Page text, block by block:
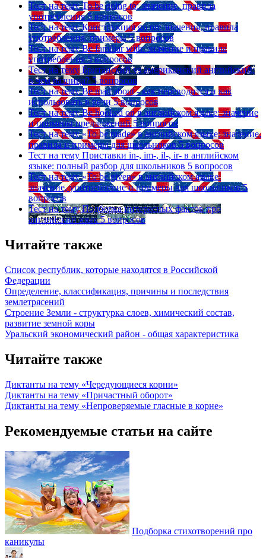
Тест на тему To be going to: значение, правила
употребления 5 вопросов
Тест на тему Конструкция go on: значения, правила
употребления, примеры 5 вопросов
Тест на тему Be familiar with: значение и правила
употребления 5 вопросов
Тест на тему Британский vs американский английский:
в чем разница? 5 вопросов
Тест на тему Be mad about - как переводится и как
использовать в речи 5 вопросов
Тест на тему Be hooked on в английском языке: значение
и примеры предложений 5 вопросов
Тест на тему «To be made» в английском языке: значение,
правила и примеры для школьников 5 вопросов
Тест на тему Приставки in-, im-, il-, ir- в английском
языке: полный разбор для школьников 5 вопросов
Тест на тему «To be given» в английском языке:
значение, употребление и примеры для школьников 5
вопросов
Тест на тему Подборка интересных фактов про
английский язык 5 вопросов
Читайте также
Список республик, которые находятся в Российской
Федерации
Определение, классификация, причины и последствия
землетрясений
Строение Земли - структурка слоев, химический состав,
развитие земной коры
Уральский экономический район - общая характеристика
Читайте также
Диктанты на тему «Чередующиеся корни»
Диктанты на тему «Причастный оборот»
Диктанты на тему «Непроверяемые гласные в корне»
Рекомендуемые статьи на сайте
Подборка стихотворений про
каникулы